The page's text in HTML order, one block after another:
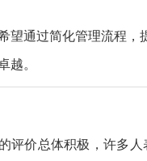
希望通过简化管理流程
越。
评价总体积极，许多